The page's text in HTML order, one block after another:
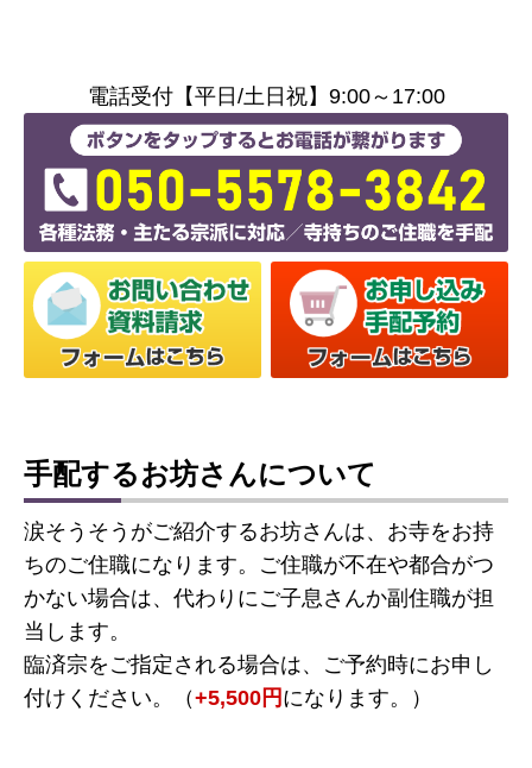
電話受付【平日/土日祝】9:00～17:00
手配するお坊さんについて
涙そうそうがご紹介するお坊さんは、お寺をお持
ちのご住職になります。ご住職が不在や都合がつ
かない場合は、代わりにご子息さんか副住職が担
当します。
臨済宗をご指定される場合は、ご予約時にお申し
付けください。（+5,500円 になります。）